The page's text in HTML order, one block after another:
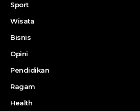
Sport
Wisata
Bisnis
Opini
Pendidikan
Ragam
Health